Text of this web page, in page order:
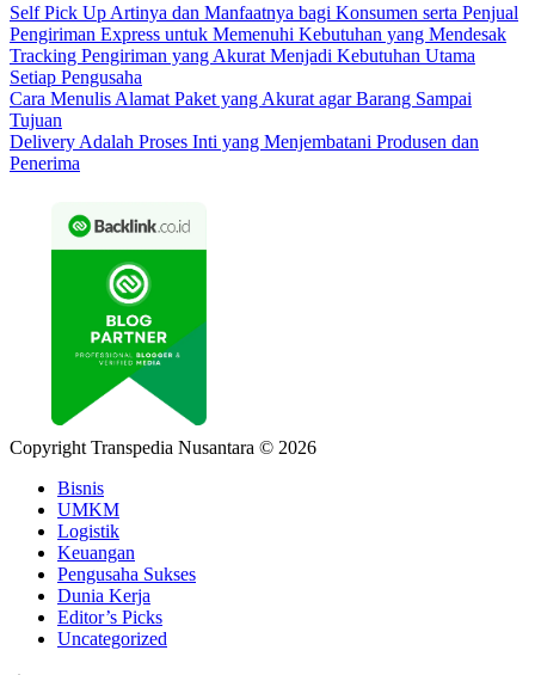
Self Pick Up Artinya dan Manfaatnya bagi Konsumen serta Penjual
Pengiriman Express untuk Memenuhi Kebutuhan yang Mendesak
Tracking Pengiriman yang Akurat Menjadi Kebutuhan Utama
Setiap Pengusaha
Cara Menulis Alamat Paket yang Akurat agar Barang Sampai
Tujuan
Delivery Adalah Proses Inti yang Menjembatani Produsen dan
Penerima
Copyright Transpedia Nusantara © 2026
Bisnis
UMKM
Logistik
Keuangan
Pengusaha Sukses
Dunia Kerja
Editor’s Picks
Uncategorized